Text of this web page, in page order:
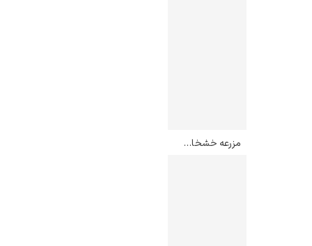
مزرعه خشخاش در کالیفرنیا – گرنویل ردموند